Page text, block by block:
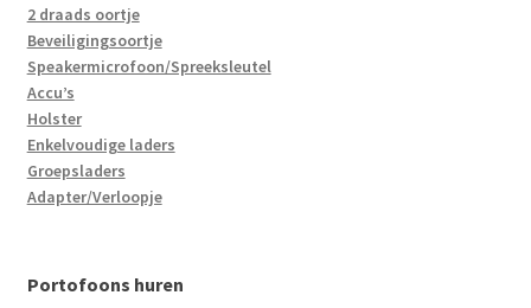
2 draads oortje
Beveiligingsoortje
Speakermicrofoon/Spreeksleutel
Accu’s
Holster
Enkelvoudige laders
Groepsladers
Adapter/Verloopje
Portofoons huren